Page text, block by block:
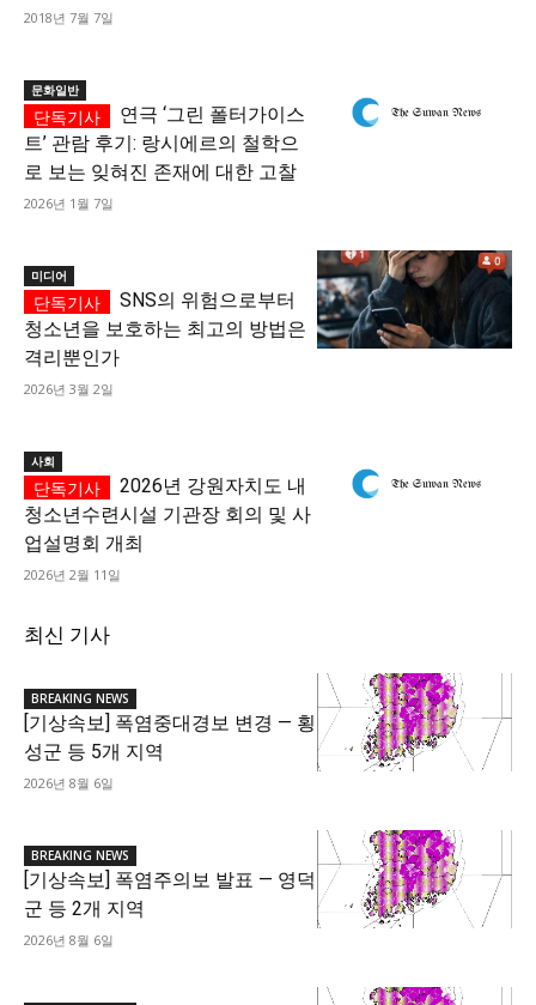
2018년 7월 7일
문화일반
연극 ‘그린 폴터가이스
트’ 관람 후기: 랑시에르의 철학으
로 보는 잊혀진 존재에 대한 고찰
2026년 1월 7일
미디어
SNS의 위험으로부터
청소년을 보호하는 최고의 방법은
격리뿐인가
2026년 3월 2일
사회
2026년 강원자치도 내
청소년수련시설 기관장 회의 및 사
업설명회 개최
2026년 2월 11일
최신 기사
BREAKING NEWS
[기상속보] 폭염중대경보 변경 — 횡
성군 등 5개 지역
2026년 8월 6일
BREAKING NEWS
[기상속보] 폭염주의보 발표 — 영덕
군 등 2개 지역
2026년 8월 6일